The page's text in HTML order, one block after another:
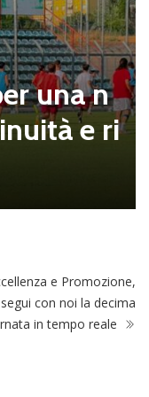
una n
e ri
e Promozione,
segui con noi la decima
in tempo reale